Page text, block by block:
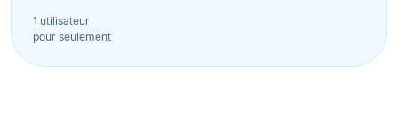
1 utilisateur
pour seulement